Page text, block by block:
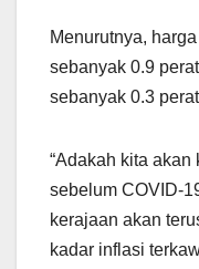
Menurutnya,
sebanyak 0.9
sebanyak 0.3
“Adakah kita akan
sebelum COVID-
kerajaan akan
kadar inflasi